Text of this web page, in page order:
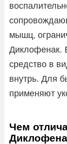
мышц,
Диклофенак.
средство в
внутрь. Для
применяют
Чем